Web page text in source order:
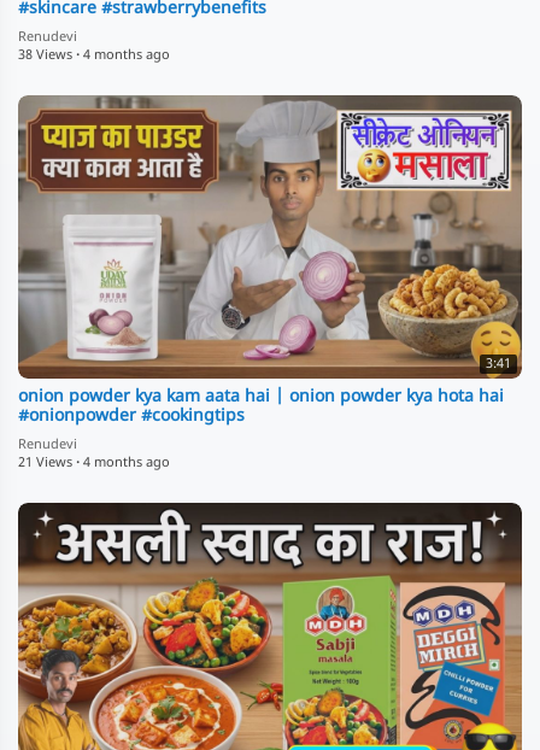
#skincare #strawberrybenefits
Renudevi
38 Views · 4 months ago
3:41
onion powder kya kam aata hai | onion powder kya hota hai
#onionpowder #cookingtips
Renudevi
21 Views · 4 months ago